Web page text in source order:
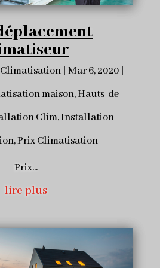
|Mar 6, 2020
maison,Hauts-de-
Clim,Installation
,Prix Climatisation
Prix...
lire plus